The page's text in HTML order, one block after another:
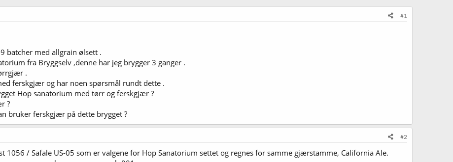
#1
batcher med allgrain ølsett .
fra Bryggselv ,denne har jeg brygger 3 ganger .
.
ferskgjær og har noen spørsmål rundt dette .
Hop sanatorium med tørr og ferskgjær ?
?
bruker ferskgjær på dette brygget ?
#2
1056 / Safale US-05 som er valgene for Hop Sanatorium settet og regnes for samme gjærstamme, California Ale.